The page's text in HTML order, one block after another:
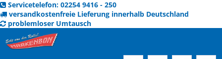
Servicetelefon: 02254 9416 - 250
versandkostenfreie Lieferung innerhalb Deutschland
problemloser Umtausch